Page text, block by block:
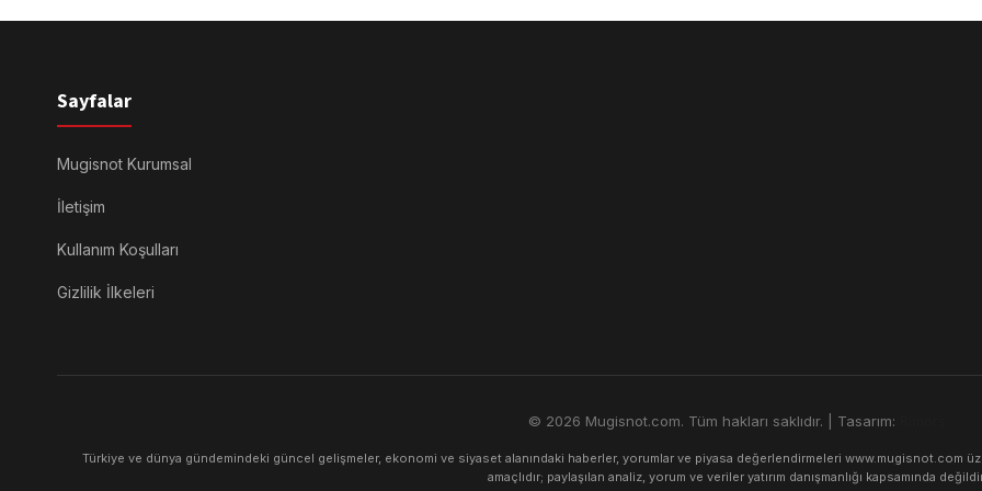
Sayfalar
Mugisnot Kurumsal
İletişim
Kullanım Koşulları
Gizlilik İlkeleri
© 2026 Mugisnot.com. Tüm hakları saklıdır. | Tasarım:
Türkiye ve dünya gündemindeki güncel gelişmeler, ekonomi ve siyaset alanındaki haberler, yorumlar ve piyasa değerlendirmeleri www.mugisnot.com
amaçlıdır; paylaşılan analiz, yorum ve veriler yatırım danışmanlığı kapsamında